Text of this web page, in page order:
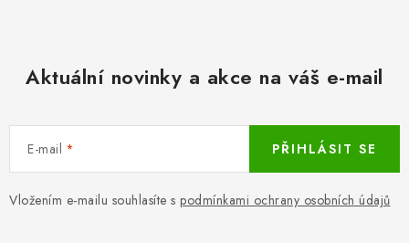
Aktuální novinky a akce na váš e-mail
E-mail
Vložením e-mailu souhlasíte s podmínkami ochrany osobních údajů
PŘIHLÁSIT SE